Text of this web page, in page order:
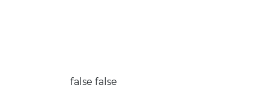
false false